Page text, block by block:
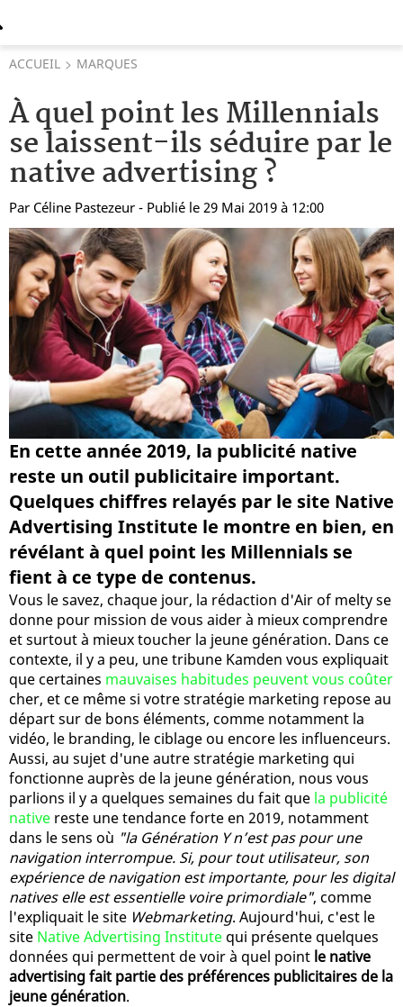
ACCUEIL MARQUES
À quel point les Millennials
se laissent-ils séduire par le
native advertising ?
Par Céline Pastezeur - Publié le 29 Mai 2019 à 12:00
En cette année 2019, la publicité native
reste un outil publicitaire important.
Quelques chiffres relayés par le site Native
Advertising Institute le montre en bien, en
révélant à quel point les Millennials se
fient à ce type de contenus.
Vous le savez, chaque jour, la rédaction d'Air of melty se
donne pour mission de vous aider à mieux comprendre
et surtout à mieux toucher la jeune génération. Dans ce
contexte, il y a peu, une tribune Kamden vous expliquait
que certaines mauvaises habitudes peuvent vous coûter
cher, et ce même si votre stratégie marketing repose au
départ sur de bons éléments, comme notamment la
vidéo, le branding, le ciblage ou encore les influenceurs.
Aussi, au sujet d'une autre stratégie marketing qui
fonctionne auprès de la jeune génération, nous vous
parlions il y a quelques semaines du fait que la publicité
native reste une tendance forte en 2019, notamment
dans le sens où "la Génération Y n’est pas pour une
navigation interrompue. Si, pour tout utilisateur, son
expérience de navigation est importante, pour les digital
natives elle est essentielle voire primordiale", comme
l'expliquait le site Webmarketing. Aujourd'hui, c'est le
site Native Advertising Institute qui présente quelques
données qui permettent de voir à quel point le native
advertising fait partie des préférences publicitaires de la
jeune génération.